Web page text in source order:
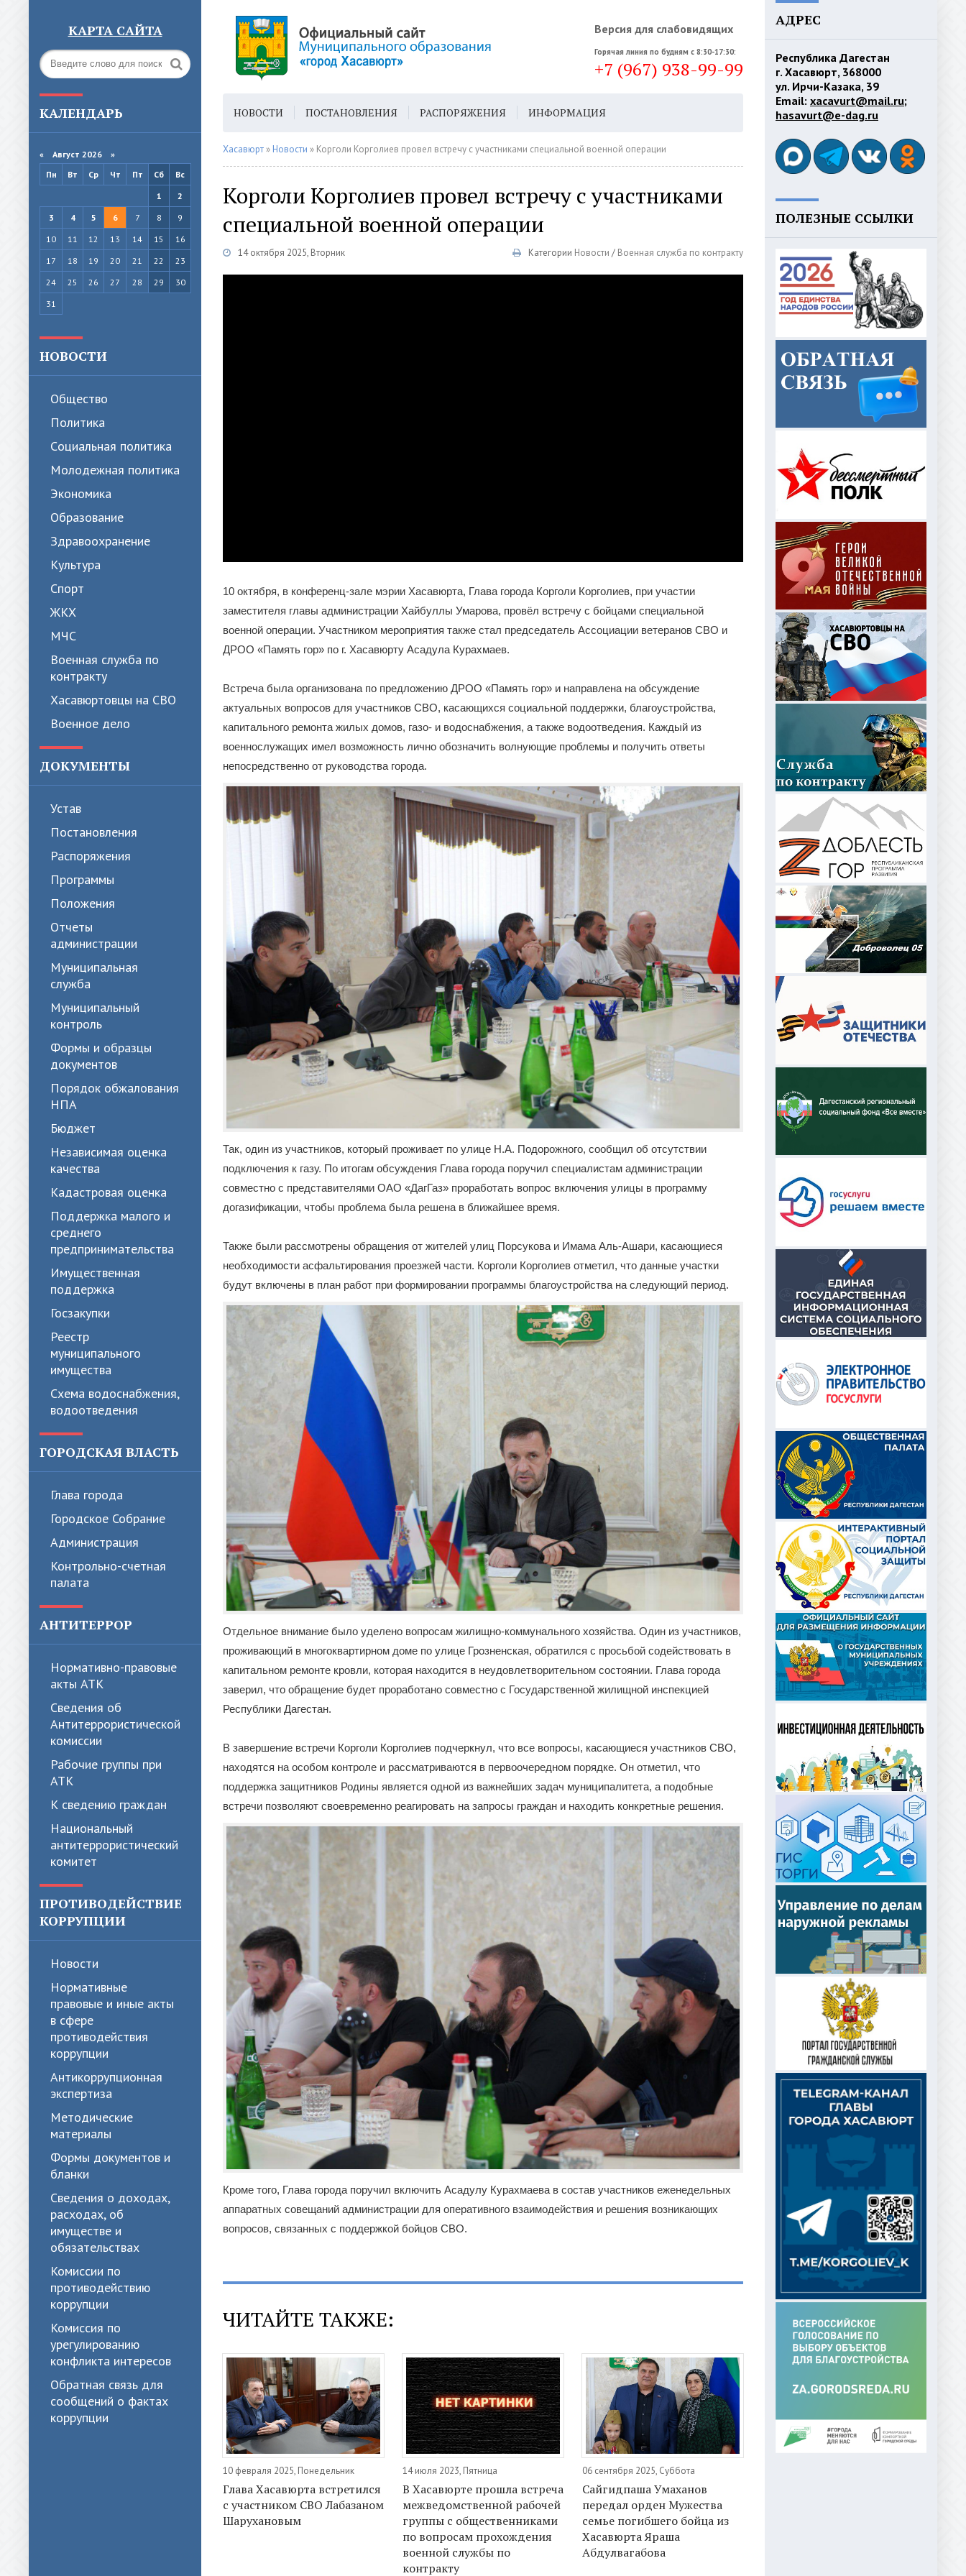
КАРТА САЙТА Версия для слабовидящих
Горячая линия по будням с 8:30-17:30:
+7 (967) 938-99-99
КАЛЕНДАРЬ
« Август 2026 »
Пн
Вт Ср Чт Пт Сб
Вс
1
2
3
4 5 6 7 8
9
10
11 12 13 14 15
16
17
18 19 20 21 22
23
24
25 26 27 28 29
30
31
НОВОСТИ
Общество
Политика
Cоциальная политика
Молодежная политика
Экономика
Образование
Здравоохранение
Культура
Спорт
ЖКХ
МЧС
Военная служба по
контракту
Хасавюртовцы на СВО
Военное дело
ДОКУМЕНТЫ
Устав
Постановления
Распоряжения
Программы
Положения
Отчеты
администрации
Муниципальная
служба
Муниципальный
контроль
Формы и образцы
документов
Порядок обжалования
НПА
Бюджет
Независимая оценка
качества
Кадастровая оценка
Поддержка малого и
среднего
предпринимательства
Имущественная
поддержка
Госзакупки
Реестр
муниципального
имущества
Схема водоснабжения,
водоотведения
ГОРОДСКАЯ ВЛАСТЬ
Глава города
Городское Собрание
Администрация
Контрольно-счетная
палата
АНТИТЕРРОР
Нормативно-правовые
акты АТК
Сведения об
Антитеррористической
комиссии
Рабочие группы при
АТК
К сведению граждан
Национальный
антитеррористический
комитет
ПРОТИВОДЕЙСТВИЕ
КОРРУПЦИИ
Новости
Нормативные
правовые и иные акты
в сфере
противодействия
коррупции
Антикоррупционная
экспертиза
Методические
материалы
Формы документов и
бланки
Сведения о доходах,
расходах, об
имуществе и
обязательствах
Комиссии по
противодействию
коррупции
Комиссия по
урегулированию
конфликта интересов
Обратная связь для
сообщений о фактах
коррупции
НОВОСТИ ПОСТАНОВЛЕНИЯ РАСПОРЯЖЕНИЯ ИНФОРМАЦИЯ
ГОРОДСКАЯ СРЕДА ГЕН. ПЛАН
Хасавюрт » Новости » Корголи Корголиев провел встречу с участниками специальной военной операции
Корголи Корголиев провел встречу с участниками
специальной военной операции
14 октября 2025, Вторник Категории Новости / Военная служба по контракту
10 октября, в конференц-зале мэрии Хасавюрта, Глава города Корголи Корголиев, при участии
заместителя главы администрации Хайбуллы Умарова, провёл встречу с бойцами специальной
военной операции. Участником мероприятия также стал председатель Ассоциации ветеранов СВО и
ДРОО «Память гор» по г. Хасавюрту Асадула Курахмаев.
Встреча была организована по предложению ДРОО «Память гор» и направлена на обсуждение
актуальных вопросов для участников СВО, касающихся социальной поддержки, благоустройства,
капитального ремонта жилых домов, газо- и водоснабжения, а также водоотведения. Каждый из
военнослужащих имел возможность лично обозначить волнующие проблемы и получить ответы
непосредственно от руководства города.
Так, один из участников, который проживает по улице Н.А. Подорожного, сообщил об отсутствии
подключения к газу. По итогам обсуждения Глава города поручил специалистам администрации
совместно с представителями ОАО «ДагГаз» проработать вопрос включения улицы в программу
догазификации, чтобы проблема была решена в ближайшее время.
Также были рассмотрены обращения от жителей улиц Порсукова и Имама Аль-Ашари, касающиеся
необходимости асфальтирования проезжей части. Корголи Корголиев отметил, что данные участки
будут включены в план работ при формировании программы благоустройства на следующий период.
Отдельное внимание было уделено вопросам жилищно-коммунального хозяйства. Один из участников,
проживающий в многоквартирном доме по улице Грозненская, обратился с просьбой содействовать в
капитальном ремонте кровли, которая находится в неудовлетворительном состоянии. Глава города
заверил, что обращение будет проработано совместно с Государственной жилищной инспекцией
Республики Дагестан.
В завершение встречи Корголи Корголиев подчеркнул, что все вопросы, касающиеся участников СВО,
находятся на особом контроле и рассматриваются в первоочередном порядке. Он отметил, что
поддержка защитников Родины является одной из важнейших задач муниципалитета, а подобные
встречи позволяют своевременно реагировать на запросы граждан и находить конкретные решения.
Кроме того, Глава города поручил включить Асадулу Курахмаева в состав участников еженедельных
аппаратных совещаний администрации для оперативного взаимодействия и решения возникающих
вопросов, связанных с поддержкой бойцов СВО.
ЧИТАЙТЕ ТАКЖЕ:
10 февраля 2025, Понедельник
Глава Хасавюрта встретился
с участником СВО Лабазаном
Шарухановым
14 июля 2023, Пятница
В Хасавюрте прошла встреча
межведомственной рабочей
группы с общественниками
по вопросам прохождения
военной службы по
контракту
06 сентября 2025, Суббота
Сайгидпаша Умаханов
передал орден Мужества
семье погибшего бойца из
Хасавюрта Яраша
Абдулвагабова
АДРЕС
Республика Дагестан
г. Хасавюрт, 368000
ул. Ирчи-Казака, 39
Email: xacavurt@mail.ru;
hasavurt@e-dag.ru
ПОЛЕЗНЫЕ ССЫЛКИ